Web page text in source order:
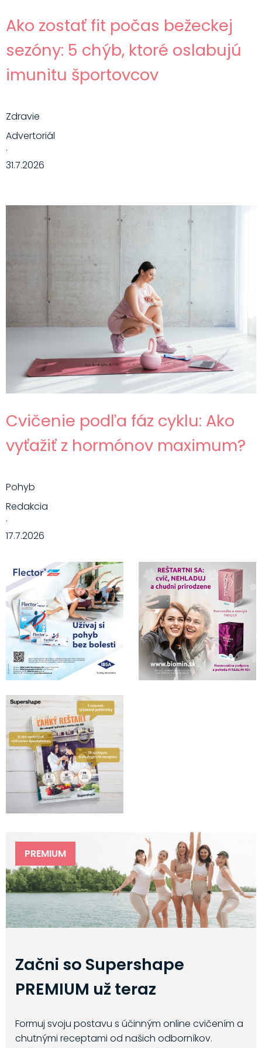
Ako zostať fit počas bežeckej
sezóny: 5 chýb, ktoré oslabujú
imunitu športovcov
Zdravie
Advertoriál
·
31.7.2026
Cvičenie podľa fáz cyklu: Ako
vyťažiť z hormónov maximum?
Pohyb
Redakcia
·
17.7.2026
PREMIUM
Začni so Supershape
PREMIUM už teraz
Formuj svoju postavu s účinným online cvičením a
chutnými receptami od našich odborníkov.